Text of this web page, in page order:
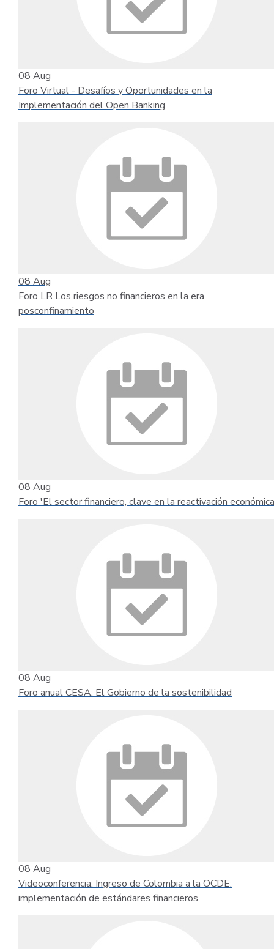
08 Aug
Foro Virtual - Desafíos y Oportunidades en la
Implementación del Open Banking
08 Aug
Foro LR Los riesgos no financieros en la era
posconfinamiento
08 Aug
Foro 'El sector financiero, clave en la reactivación
08 Aug
Foro anual CESA: El Gobierno de la sostenibilidad
08 Aug
Videoconferencia: Ingreso de Colombia a la OCDE:
implementación de estándares financieros